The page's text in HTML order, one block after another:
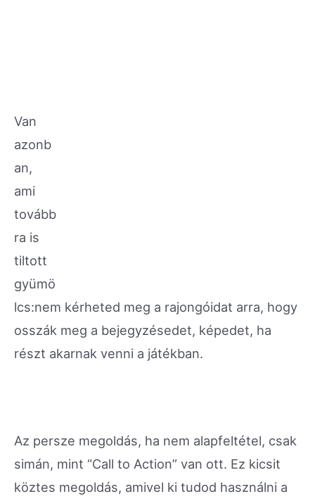
Van
azonb
an,
ami
tovább
ra is
tiltott
gyümö
lcs:nem kérheted meg a rajongóidat arra, hogy
osszák meg a bejegyzésedet, képedet, ha
részt akarnak venni a játékban.
Az persze megoldás, ha nem alapfeltétel, csak
simán, mint “Call to Action” van ott. Ez kicsit
köztes megoldás, amivel ki tudod használni a